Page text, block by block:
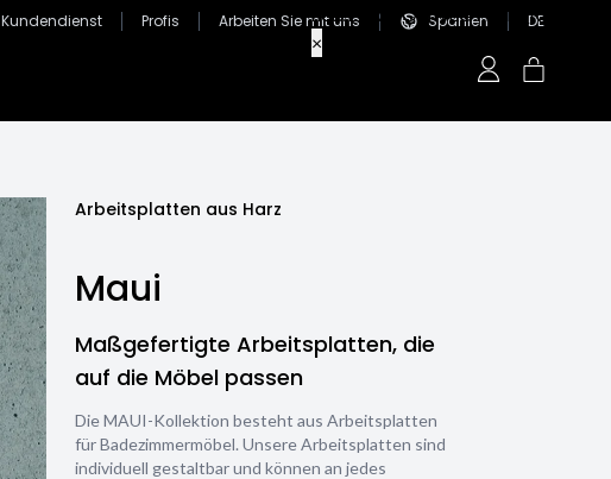
Kundendienst Profis Arbeiten Sie mit uns Spanien DE
Arbeitsplatten aus Harz
Maui
Maßgefertigte Arbeitsplatten, die
auf die Möbel passen
Die MAUI-Kollektion besteht aus Arbeitsplatten
für Badezimmermöbel. Unsere Arbeitsplatten sind
individuell gestaltbar und können an jedes